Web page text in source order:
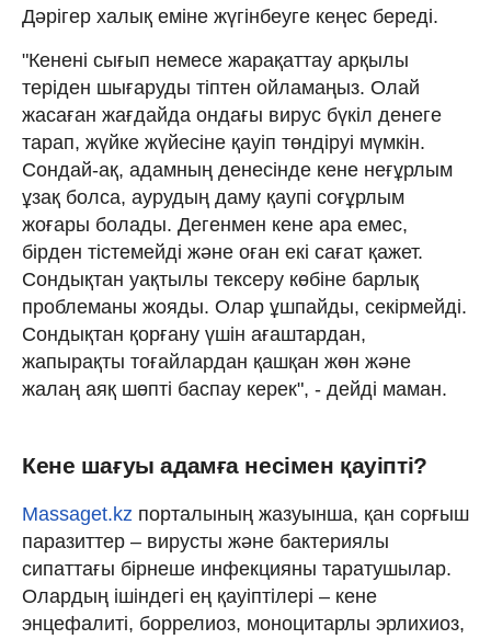
Дәрігер халық еміне жүгінбеуге кеңес береді.
"Кенені сығып немесе жарақаттау арқылы
теріден шығаруды тіптен ойламаңыз. Олай
жасаған жағдайда ондағы вирус бүкіл денеге
тарап, жүйке жүйесіне қауіп төндіруі мүмкін.
Сондай-ақ, адамның денесінде кене неғұрлым
ұзақ болса, аурудың даму қаупі соғұрлым
жоғары болады. Дегенмен кене ара емес,
бірден тістемейді және оған екі сағат қажет.
Сондықтан уақтылы тексеру көбіне барлық
проблеманы жояды. Олар ұшпайды, секірмейді.
Сондықтан қорғану үшін ағаштардан,
жапырақты тоғайлардан қашқан жөн және
жалаң аяқ шөпті баспау керек", - дейді маман.
Кене шағуы адамға несімен қауіпті?
Massaget.kz порталының жазуынша, қан сорғыш
паразиттер – вирусты және бактериялы
сипаттағы бірнеше инфекцияны таратушылар.
Олардың ішіндегі ең қауіптілері – кене
энцефалиті, боррелиоз, моноцитарлы эрлихиоз,